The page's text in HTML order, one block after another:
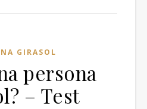
GIRASOL
persona
– Test